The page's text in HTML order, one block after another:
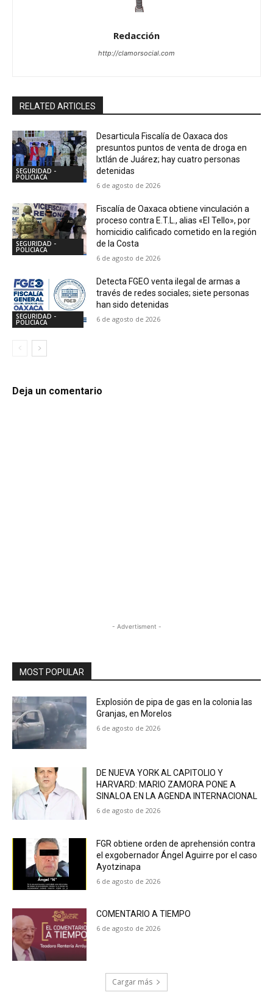
Redacción
http://clamorsocial.com
RELATED ARTICLES
SEGURIDAD -
POLICIACA
Desarticula Fiscalía de Oaxaca dos
presuntos puntos de venta de droga en
Ixtlán de Juárez; hay cuatro personas
detenidas
6 de agosto de 2026
SEGURIDAD -
POLICIACA
Fiscalía de Oaxaca obtiene vinculación a
proceso contra E.T.L., alias «El Tello», por
homicidio calificado cometido en la región
de la Costa
6 de agosto de 2026
SEGURIDAD -
POLICIACA
Detecta FGEO venta ilegal de armas a
través de redes sociales; siete personas
han sido detenidas
6 de agosto de 2026
Deja un comentario
- Advertisment -
MOST POPULAR
Explosión de pipa de gas en la colonia las
Granjas, en Morelos
6 de agosto de 2026
DE NUEVA YORK AL CAPITOLIO Y
HARVARD: MARIO ZAMORA PONE A
SINALOA EN LA AGENDA INTERNACIONAL
6 de agosto de 2026
FGR obtiene orden de aprehensión contra
el exgobernador Ángel Aguirre por el caso
Ayotzinapa
6 de agosto de 2026
COMENTARIO A TIEMPO
6 de agosto de 2026
Cargar más